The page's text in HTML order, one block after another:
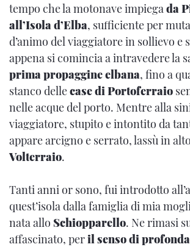
tempo che la motonave impiegada
all’Isola d’Elba, sufficiente per
d’animo del viaggiatore in sollievo e
appena si comincia a intravedere la
prima propaggine elbana, fino a
stanco dellecase di Portoferraio
nelle acque del porto. Mentre alla
viaggiatore, stupito e intontito da
appare arcigno e serrato, lassù in
Volterraio.
Tanti anni or sono, fui introdotto
quest’isola dalla famiglia di mia
nata allo Schiopparello. Ne rimasi
affascinato, peril senso di